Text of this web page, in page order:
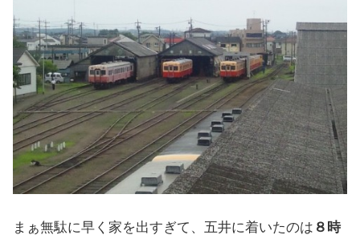
まぁ無駄に早く家を出すぎて、五井に着いたのは ８時